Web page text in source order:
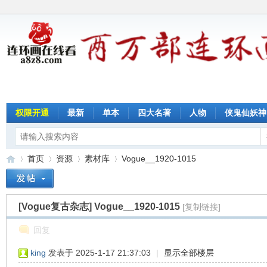
权限开通 最新 单本 四大名著 人物 侠鬼仙妖神
»
首页
›
资源
›
素材库
›
Vogue__1920-1015
[Vogue复古杂志] Vogue__1920-1015 [复制链接]
回复
king 发表于 2025-1-17 21:37:03 | 显示全部楼层